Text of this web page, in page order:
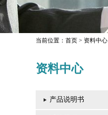
当前位置： 首页 > 资料中心
资料中心
产品说明书